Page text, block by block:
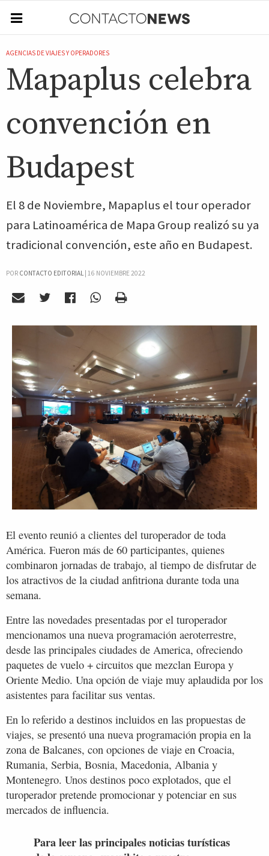
AGENCIAS DE VIAJES Y OPERADORES
Mapaplus celebra
convención en
Budapest
El 8 de Noviembre, Mapaplus el tour operador
para Latinoamérica de Mapa Group realizó su ya
tradicional convención, este año en Budapest.
POR CONTACTO EDITORIAL| 16 NOVIEMBRE 2022
El evento reunió a clientes del turoperador de toda
América. Fueron más de 60 participantes, quienes
combinaron jornadas de trabajo, al tiempo de disfrutar de
los atractivos de la ciudad anfitriona durante toda una
semana.
Entre las novedades presentadas por el turoperador
mencionamos una nueva programación aeroterrestre,
desde las principales ciudades de America, ofreciendo
paquetes de vuelo + circuitos que mezclan Europa y
Oriente Medio. Una opción de viaje muy aplaudida por los
asistentes para facilitar sus ventas.
En lo referido a destinos incluidos en las propuestas de
viajes, se presentó una nueva programación propia en la
zona de Balcanes, con opciones de viaje en Croacia,
Rumania, Serbia, Bosnia, Macedonia, Albania y
Montenegro. Unos destinos poco explotados, que el
turoperador pretende promocionar y potenciar en sus
mercados de influencia.
Para leer las principales noticias turísticas